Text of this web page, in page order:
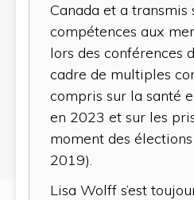
Canada et a transmis
compétences aux
lors des conférences
cadre de multiples
compris sur la santé
en 2023 et sur les
moment des
2019).
Lisa Wolff s’est